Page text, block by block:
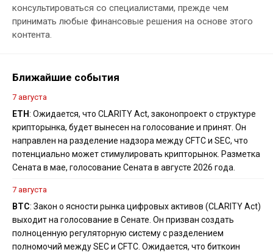
консультироваться со специалистами, прежде чем
принимать любые финансовые решения на основе этого
контента.
Ближайшие события
7 августа
ETH: Ожидается, что CLARITY Act, законопроект о структуре
крипторынка, будет вынесен на голосование и принят. Он
направлен на разделение надзора между CFTC и SEC, что
потенциально может стимулировать крипторынок. Разметка
Сената в мае, голосование Сената в августе 2026 года.
7 августа
BTC: Закон о ясности рынка цифровых активов (CLARITY Act)
выходит на голосование в Сенате. Он призван создать
полноценную регуляторную систему с разделением
полномочий между SEC и CFTC. Ожидается, что биткоин